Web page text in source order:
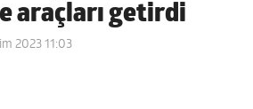
araçları getirdi
2023 11:03